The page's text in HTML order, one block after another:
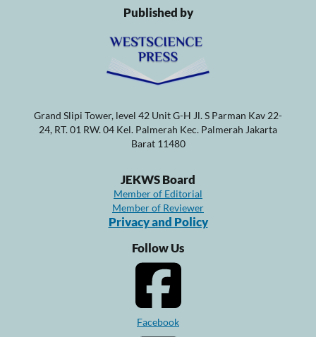
Published by
Grand Slipi Tower, level 42 Unit G-H Jl. S Parman Kav 22-
24, RT. 01 RW. 04 Kel. Palmerah Kec. Palmerah Jakarta
Barat 11480
JEKWS Board
Member of Editorial
Member of Reviewer
Privacy and Policy
Follow Us
Facebook